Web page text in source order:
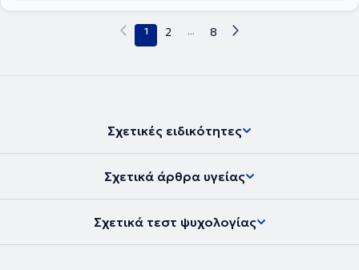
ιδιωτεύει στο Νέο Ψυχικό, όπου προσφέρει υπηρεσίες ως
ψυχοθεραπεύτρια ενηλίκων, εφήβων και παιδιών και ως
1 2 ... 8
Σχετικές ειδικότητες
Σχετικά άρθρα υγείας
Σχετικά τεστ ψυχολογίας